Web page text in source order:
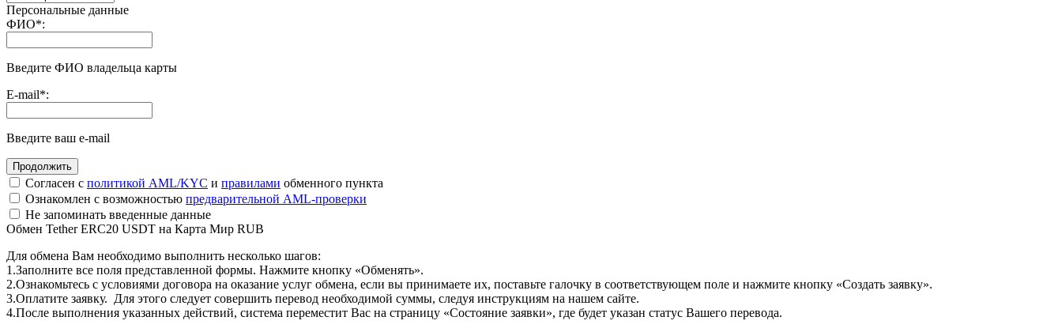
Персональные данные
ФИО*:
Введите ФИО владельца карты
E-mail*:
Введите ваш e-mail
Согласен с политикой AML/KYC и правилами обменного пункта
Ознакомлен с возможностью предварительной AML-проверки
Не запоминать введенные данные
Обмен Tether ERC20 USDT на Карта Мир RUB
Для обмена Вам необходимо выполнить несколько шагов:
1.Заполните все поля представленной формы. Нажмите кнопку «Обменять».
2.Ознакомьтесь с условиями договора на оказание услуг обмена, если вы принимаете их, поставьте галочку в соответствующем поле и нажмите кнопку «Создать заявку».
3.Оплатите заявку. Для этого следует совершить перевод необходимой суммы, следуя инструкциям на нашем сайте.
4.После выполнения указанных действий, система переместит Вас на страницу «Состояние заявки», где будет указан статус Вашего перевода.